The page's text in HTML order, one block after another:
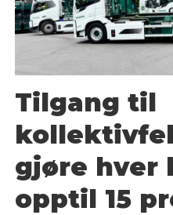
Tilgang til
gjøre hver
opptil 15